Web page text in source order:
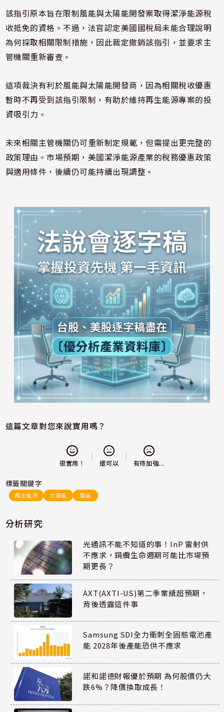
該指引原本旨在限制風能與太陽能開發案取得潔淨能源稅
收抵免的資格。不過，法官認定美國國稅局未能合理說明
為何採取相關限制措施，因此裁定撤銷該指引，並要求主
管機關重新審查。
這項裁決有利於風能與太陽能開發商，因為相關稅收優惠
暫時不再受到該指引限制，有助於維持再生能源專案的投
資吸引力。
未來相關主管機關仍可重新制定規範，但需提出更完整的
政策理由。市場預期，美國潔淨能源產業的稅務優惠政策
與適用條件，後續仍可能持續出現調整。
這篇文章對您來說實用嗎？
很實用！ 還可以 有待加強...
標籤關鍵字
再生能源 太陽能 風能
分析研究
光通訊不能不知道的事！InP 雷射供
不應求，銅纜生命週期可能比市場預
期更長？
AXT(AXTI-US)第二季業績超預期，
背後透露這件事
Samsung SDI全力衝刺全固態電池產
能 2028年後產能恐供不應求
諾和諾德財報優於預期 為何股價仍大
跌6%？降價換取成長！